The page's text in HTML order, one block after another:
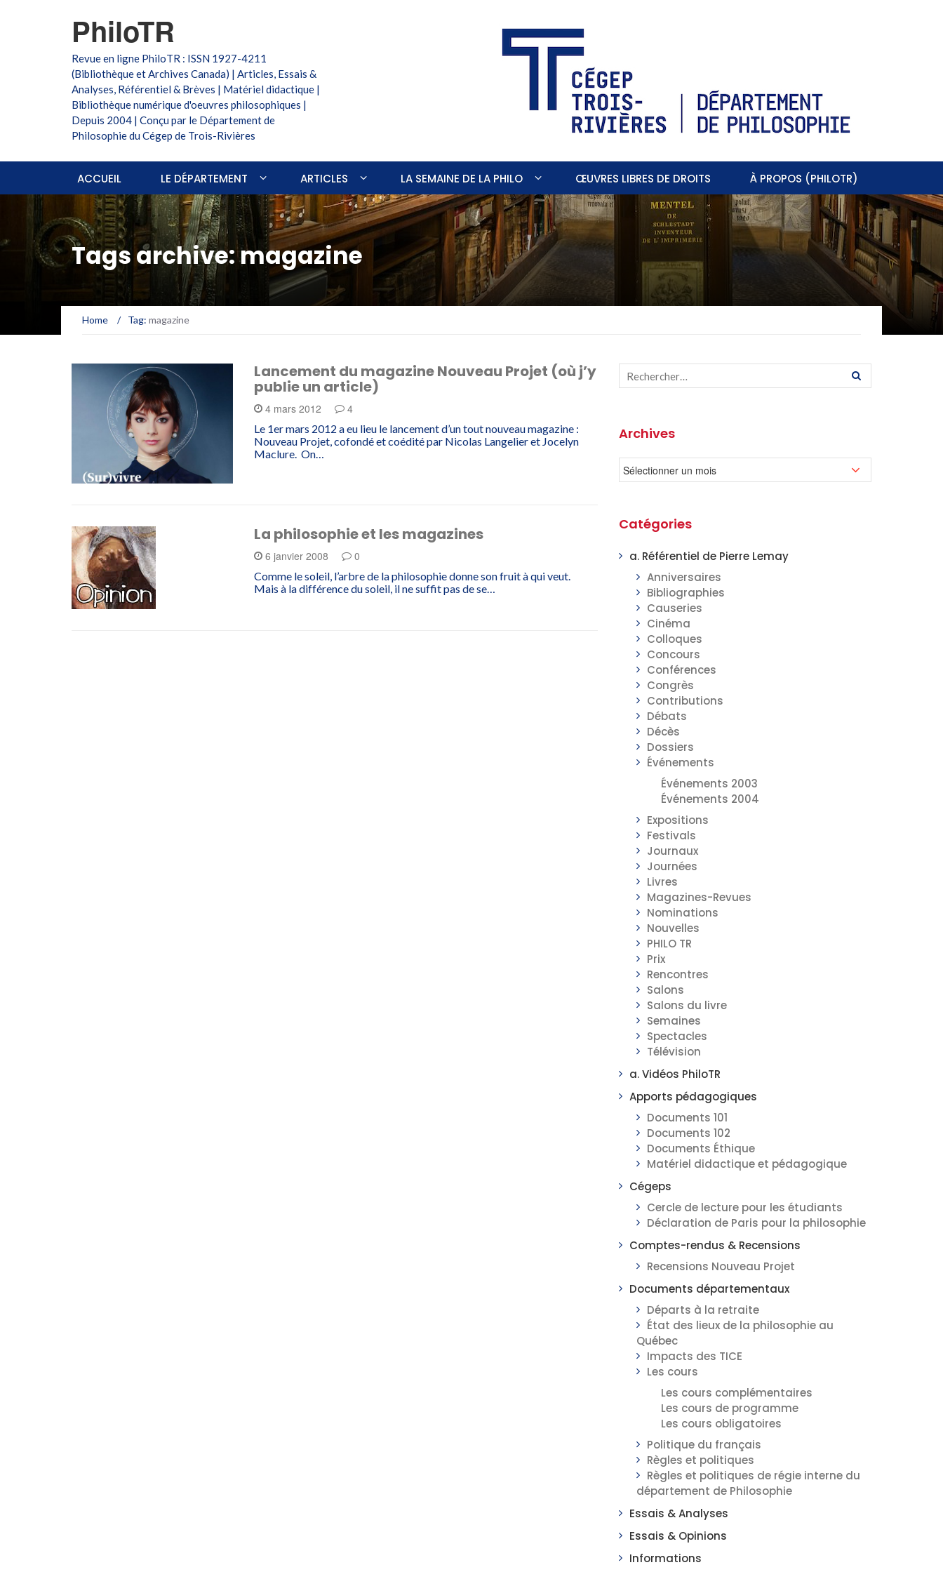
PhiloTR
Revue en ligne PhiloTR : ISSN 1927-4211
(Bibliothèque et Archives Canada) | Articles, Essais &
Analyses, Référentiel & Brèves | Matériel didactique |
Bibliothèque numérique d'oeuvres philosophiques |
Depuis 2004 | Conçu par le Département de
Philosophie du Cégep de Trois-Rivières
ACCUEIL LE DÉPARTEMENT ARTICLES LA SEMAINE DE LA PHILO ŒUVRES LIBRES DE DROITS À PROPOS (PHILOTR)
Tags archive: magazine
Home / Tag: magazine
Lancement du magazine Nouveau Projet (où j’y
publie un article)
4 mars 2012 4
Le 1er mars 2012 a eu lieu le lancement d’un tout nouveau magazine :
Nouveau Projet, cofondé et coédité par Nicolas Langelier et Jocelyn
Maclure. On…
La philosophie et les magazines
6 janvier 2008 0
Comme le soleil, l’arbre de la philosophie donne son fruit à qui veut.
Mais à la différence du soleil, il ne suffit pas de se…
Archives
Catégories
a. Référentiel de Pierre Lemay
Anniversaires
Bibliographies
Causeries
Cinéma
Colloques
Concours
Conférences
Congrès
Contributions
Débats
Décès
Dossiers
Événements
Événements 2003
Événements 2004
Expositions
Festivals
Journaux
Journées
Livres
Magazines-Revues
Nominations
Nouvelles
PHILO TR
Prix
Rencontres
Salons
Salons du livre
Semaines
Spectacles
Télévision
a. Vidéos PhiloTR
Apports pédagogiques
Documents 101
Documents 102
Documents Éthique
Matériel didactique et pédagogique
Cégeps
Cercle de lecture pour les étudiants
Déclaration de Paris pour la philosophie
Comptes-rendus & Recensions
Recensions Nouveau Projet
Documents départementaux
Départs à la retraite
État des lieux de la philosophie au
Québec
Impacts des TICE
Les cours
Les cours complémentaires
Les cours de programme
Les cours obligatoires
Politique du français
Règles et politiques
Règles et politiques de régie interne du
département de Philosophie
Essais & Analyses
Essais & Opinions
Informations